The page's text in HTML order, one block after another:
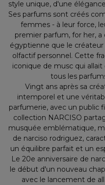
style unique, d'une
Ses parfums sont créés
femmes - à leur force,
premier parfum, for her,
égyptienne que le
olfactif personnel. Cette
iconique de musc qui
tous les
Vingt ans après sa
intemporel et une
parfumerie, avec un public
collection NARCISO
musquée emblématique,
de narciso rodriguez,
un équilibre parfait et un
Le 20e anniversaire de
le début d'un nouveau
avec le lancement de